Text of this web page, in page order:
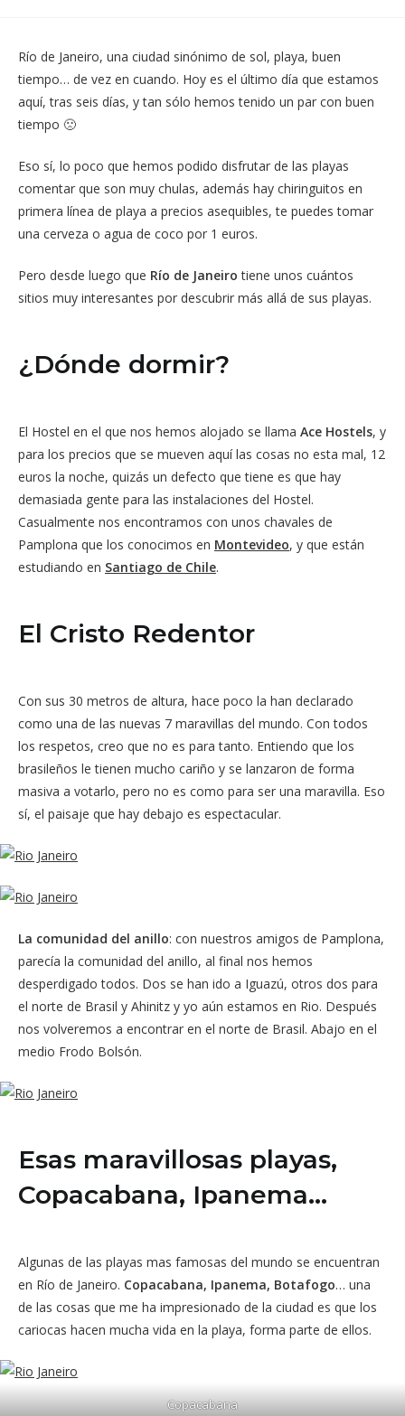
Río de Janeiro, una ciudad sinónimo de sol, playa, buen
tiempo… de vez en cuando. Hoy es el último día que estamos
aquí, tras seis días, y tan sólo hemos tenido un par con buen
tiempo 🙁
Eso sí, lo poco que hemos podido disfrutar de las playas
comentar que son muy chulas, además hay chiringuitos en
primera línea de playa a precios asequibles, te puedes tomar
una cerveza o agua de coco por 1 euros.
Pero desde luego que Río de Janeiro tiene unos cuántos
sitios muy interesantes por descubrir más allá de sus playas.
¿Dónde dormir?
El Hostel en el que nos hemos alojado se llama Ace Hostels, y
para los precios que se mueven aquí las cosas no esta mal, 12
euros la noche, quizás un defecto que tiene es que hay
demasiada gente para las instalaciones del Hostel.
Casualmente nos encontramos con unos chavales de
Pamplona que los conocimos en Montevideo, y que están
estudiando en Santiago de Chile.
El Cristo Redentor
Con sus 30 metros de altura, hace poco la han declarado
como una de las nuevas 7 maravillas del mundo. Con todos
los respetos, creo que no es para tanto. Entiendo que los
brasileños le tienen mucho cariño y se lanzaron de forma
masiva a votarlo, pero no es como para ser una maravilla. Eso
sí, el paisaje que hay debajo es espectacular.
La comunidad del anillo: con nuestros amigos de Pamplona,
parecía la comunidad del anillo, al final nos hemos
desperdigado todos. Dos se han ido a Iguazú, otros dos para
el norte de Brasil y Ahinitz y yo aún estamos en Rio. Después
nos volveremos a encontrar en el norte de Brasil. Abajo en el
medio Frodo Bolsón.
Esas maravillosas playas,
Copacabana, Ipanema…
Algunas de las playas mas famosas del mundo se encuentran
en Río de Janeiro. Copacabana, Ipanema, Botafogo… una
de las cosas que me ha impresionado de la ciudad es que los
cariocas hacen mucha vida en la playa, forma parte de ellos.
Copacabana